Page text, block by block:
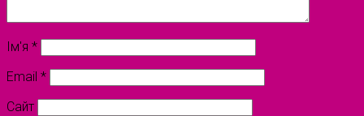
Ім'я *
Email *
Сайт